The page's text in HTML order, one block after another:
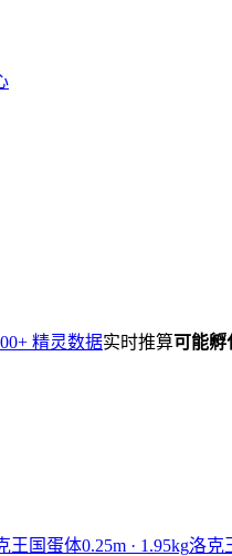
精灵数据实时推算可能孵
王国蛋体0.25m · 1.95kg洛克